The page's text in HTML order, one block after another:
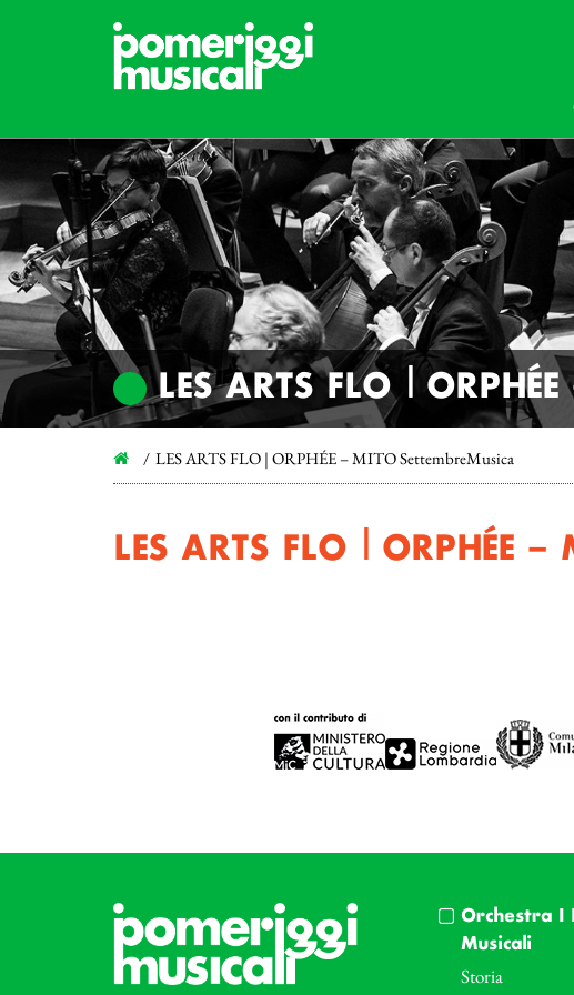
LES ARTS FLO |
LES ARTS FLO | ORPHÉE – MITO SettembreMusica
LES ARTS FLO | ORPHÉE
Orchestra I
Musicali
Storia